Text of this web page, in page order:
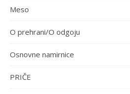
Meso
O prehrani/O odgoju
Osnovne namirnice
PRIČE